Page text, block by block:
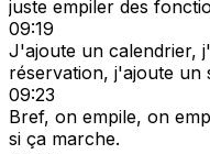
juste empiler des
09:19
J'ajoute un calendrier,
réservation, j'ajoute un
09:23
Bref, on empile, on
si ça marche.